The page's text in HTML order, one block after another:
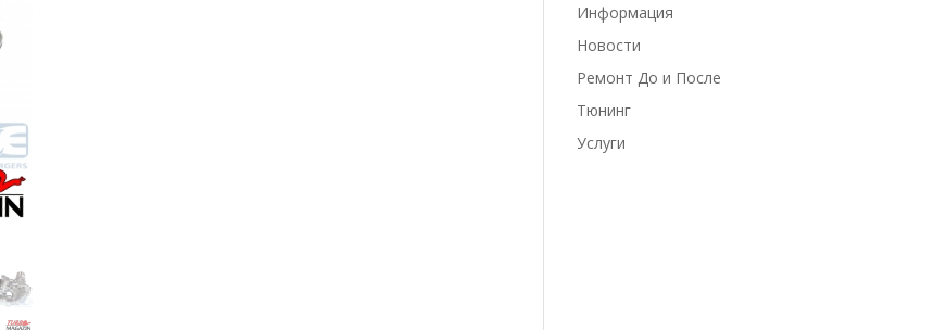
Информация
Новости
Ремонт До и После
Тюнинг
Услуги